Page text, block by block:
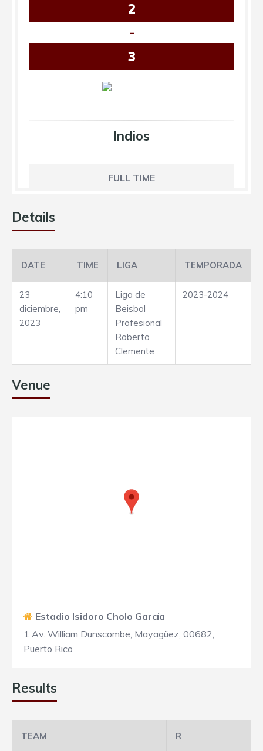
2
-
3
Indios
FULL TIME
Details
DATE TIME LIGA TEMPORADA
23
diciembre,
2023
4:10
pm
Liga de
Beisbol
Profesional
Roberto
Clemente
2023-2024
Venue
Estadio Isidoro Cholo García
1 Av. William Dunscombe, Mayagüez, 00682,
Puerto Rico
Results
TEAM R